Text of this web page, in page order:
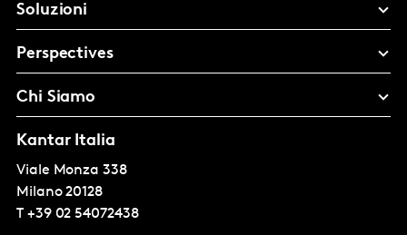
Soluzioni
Perspectives
Chi Siamo
Kantar Italia
Viale Monza 338
Milano 20128
T +39 02 54072438